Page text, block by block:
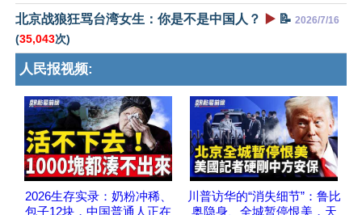
北京战狼狂骂台湾女生：你是不是中国人？ ▶️ 📝 2026/7/16
(35,043次)
人民报视频:
2026生存实录：奶粉冲稀、
包子12块，中国普通人正在
川普访华的“消失细节”：鲁比
奥隐身、全城暂停恨美，天